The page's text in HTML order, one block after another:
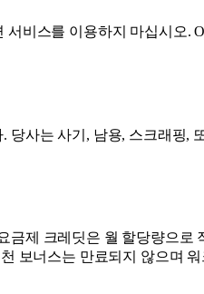
비스를 이용하지 마십시오.
사는 사기, 남용, 스크래핑,
금제 크레딧은 월 할당량으
보너스는 만료되지 않으며